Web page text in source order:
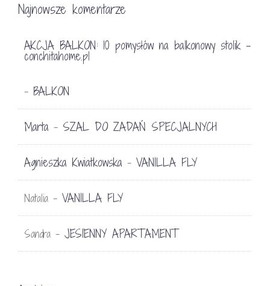
Najnowsze komentarze
AKCJA BALKON: 10 pomysłów na balkonowy stolik -
conchitahome.pl
- BALKON
Marta - SZAL DO ZADAŃ SPECJALNYCH
Agnieszka Kwiatkowska - VANILLA FLY
Natalia - VANILLA FLY
Sandra - JESIENNY APARTAMENT